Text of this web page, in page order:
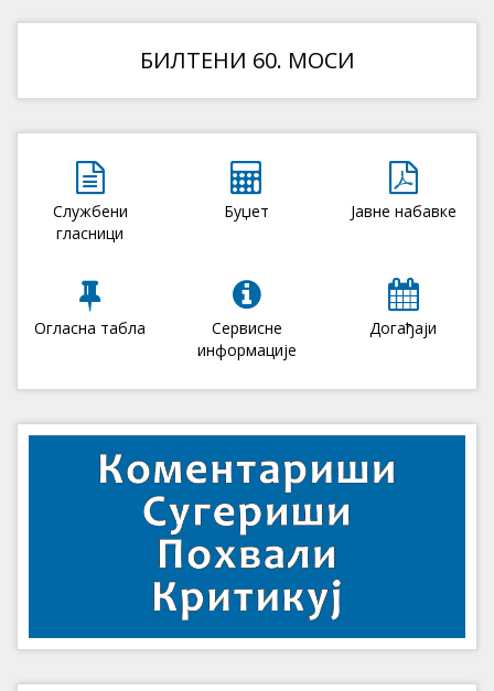
БИЛТЕНИ 60. МОСИ
Службени
гласници
Буџет Јавне набавке
Огласна табла
Сервисне
информације
Догађаји